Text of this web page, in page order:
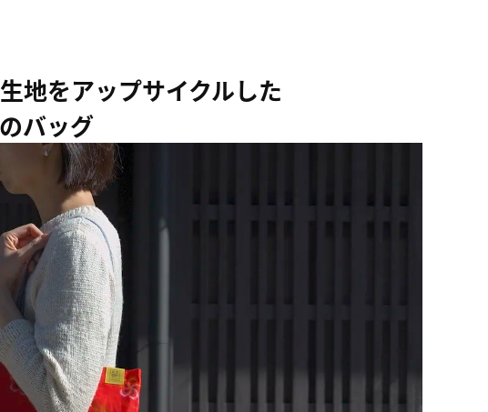
地をアップサイクルした
バッグ